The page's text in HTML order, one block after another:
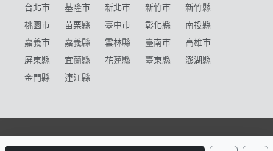
台北市 基隆市 新北市 新竹市
新竹縣
桃園市
苗栗縣 臺中市 彰化縣
南投縣
嘉義市
嘉義縣 雲林縣 臺南市
高雄市
屏東縣
宜蘭縣 花蓮縣 臺東縣
澎湖縣
金門縣
連江縣
快捷服務 幫助/政策 關於